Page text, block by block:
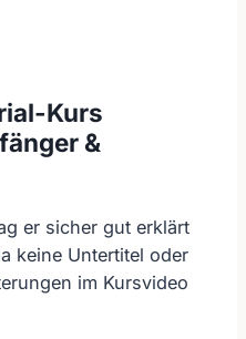
Kurs
&
er sicher gut erklärt
keine Untertitel oder
im Kursvideo